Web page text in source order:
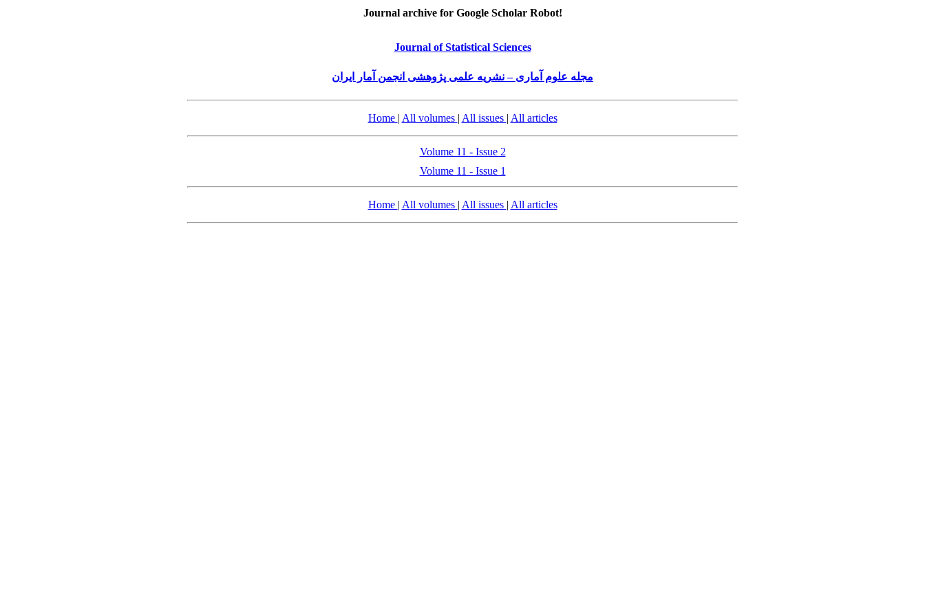
Journal archive for Google Scholar Robot!
Journal of Statistical Sciences
مجله علوم آماری – نشریه علمی پژوهشی انجمن آمار ایران
Home | All volumes | All issues | All articles
Volume 11 - Issue 2
Volume 11 - Issue 1
Home | All volumes | All issues | All articles